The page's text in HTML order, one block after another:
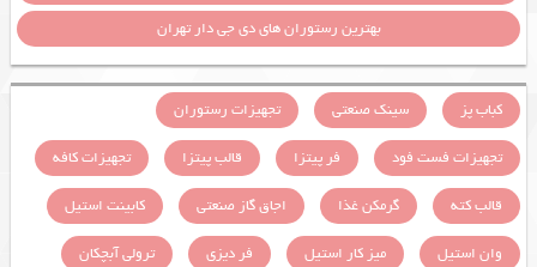
بهترین رستوران های دی جی دار تهران
کباب پز سینک صنعتی
تجهیزات رستوران
تجهیزات فست فود
فر پیتزا قالب پیتزا
تجهیزات کافه
قالب کته
گرمکن غذا اجاق گاز صنعتی
کابینت استیل
وان استیل
میز کار استیل فر دیزی
ترولی آبچکان